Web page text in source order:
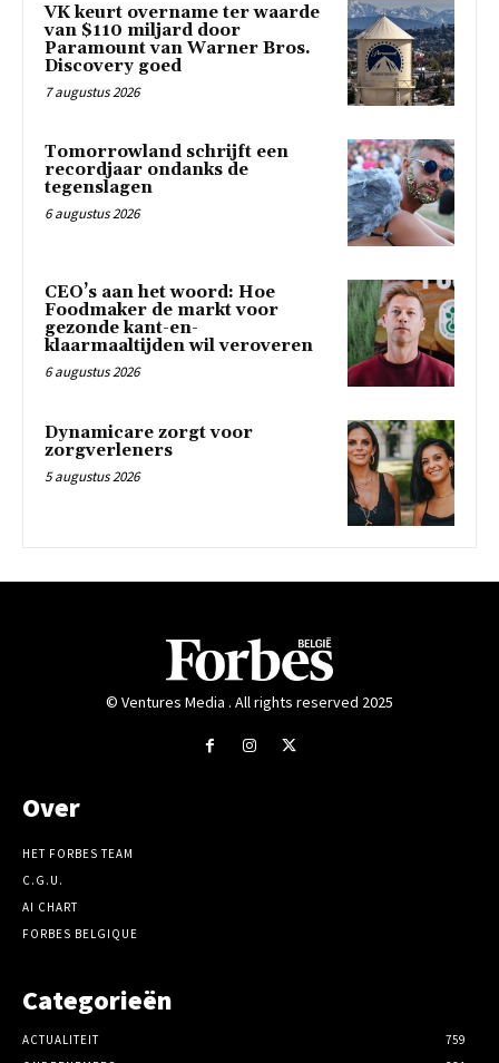
VK keurt overname ter waarde
van $110 miljard door
Paramount van Warner Bros.
Discovery goed
7 augustus 2026
Tomorrowland schrijft een
recordjaar ondanks de
tegenslagen
6 augustus 2026
CEO’s aan het woord: Hoe
Foodmaker de markt voor
gezonde kant-en-
klaarmaaltijden wil veroveren
6 augustus 2026
Dynamicare zorgt voor
zorgverleners
5 augustus 2026
© Ventures Media . All rights reserved 2025
Over
HET FORBES TEAM
C.G.U.
AI CHART
FORBES BELGIQUE
Categorieën
ACTUALITEIT
759